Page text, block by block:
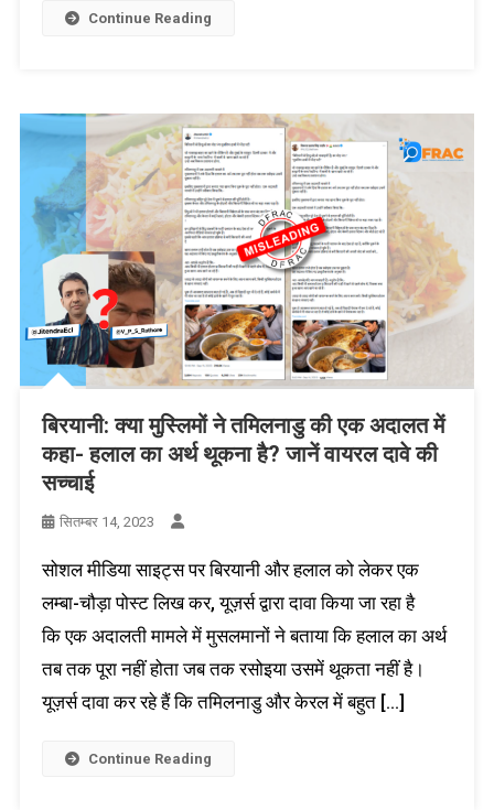
Continue Reading
बिरयानी: क्या मुस्लिमों ने तमिलनाडु की एक अदालत में
कहा- हलाल का अर्थ थूकना है? जानें वायरल दावे की
सच्चाई
सितम्बर 14, 2023
सोशल मीडिया साइट्स पर बिरयानी और हलाल को लेकर एक
लम्बा-चौड़ा पोस्ट लिख कर, यूज़र्स द्वारा दावा किया जा रहा है
कि एक अदालती मामले में मुसलमानों ने बताया कि हलाल का अर्थ
तब तक पूरा नहीं होता जब तक रसोइया उसमें थूकता नहीं है।
यूज़र्स दावा कर रहे हैं कि तमिलनाडु और केरल में बहुत […]
Continue Reading